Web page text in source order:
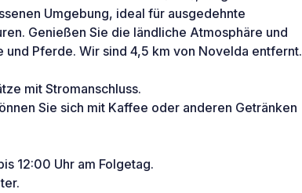
Umgebung, ideal für ausgedehnte
Genießen Sie die ländliche Atmosphäre und
Pferde. Wir sind 4,5 km von Novelda entfernt.
mit Stromanschluss.
Sie sich mit Kaffee oder anderen Getränken
12:00 Uhr am Folgetag.